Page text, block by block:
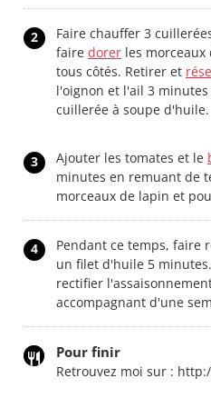
2
Faire chauffer 3
faire dorer les
tous côtés. Retirer et
l'oignon et l'ail 3
cuillerée à soupe d'huile.
3 Ajouter les tomates et le
minutes en remuant de
morceaux de lapin et
4
Pendant ce temps, faire
un filet d'huile 5
rectifier
accompagnant d'une
Pour finir
Retrouvez moi sur :